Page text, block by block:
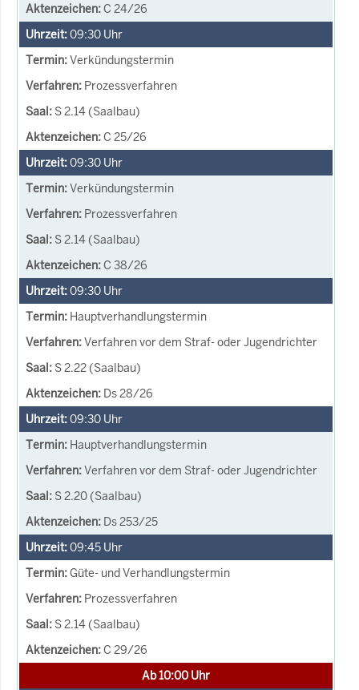
C 24/26
09:30 Uhr
Verkündungstermin
Prozessverfahren
S 2.14 (Saalbau)
C 25/26
09:30 Uhr
Verkündungstermin
Prozessverfahren
S 2.14 (Saalbau)
C 38/26
09:30 Uhr
Hauptverhandlungstermin
Verfahren vor dem Straf- oder Jugendrichter
S 2.22 (Saalbau)
Ds 28/26
09:30 Uhr
Hauptverhandlungstermin
Verfahren vor dem Straf- oder Jugendrichter
S 2.20 (Saalbau)
Ds 253/25
09:45 Uhr
Güte- und Verhandlungstermin
Prozessverfahren
S 2.14 (Saalbau)
C 29/26
Ab 10:00 Uhr